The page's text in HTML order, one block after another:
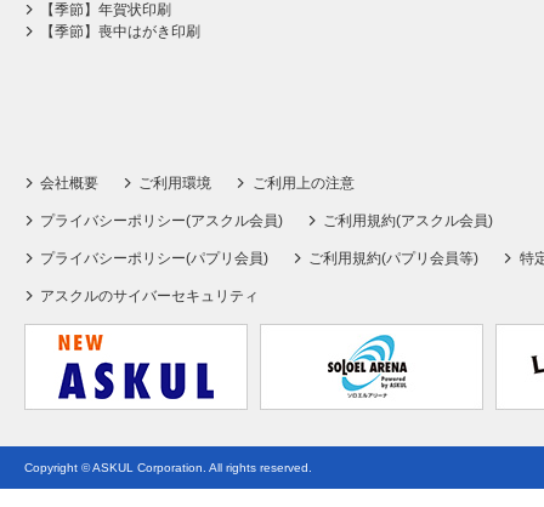
【季節】年賀状印刷
【季節】喪中はがき印刷
会社概要 ご利用環境 ご利用上の注意
プライバシーポリシー(アスクル会員) ご利用規約(アスクル会員)
プライバシーポリシー(パプリ会員) ご利用規約(パプリ会員等) 特
アスクルのサイバーセキュリティ
Copyright © ASKUL Corporation. All rights reserved.